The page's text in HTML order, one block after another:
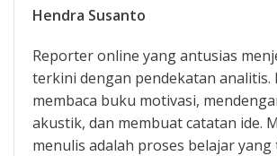
Hendra Susanto
Reporter online yang antusias
terkini dengan pendekatan analitis.
membaca buku motivasi,
akustik, dan membuat catatan ide.
menulis adalah proses belajar